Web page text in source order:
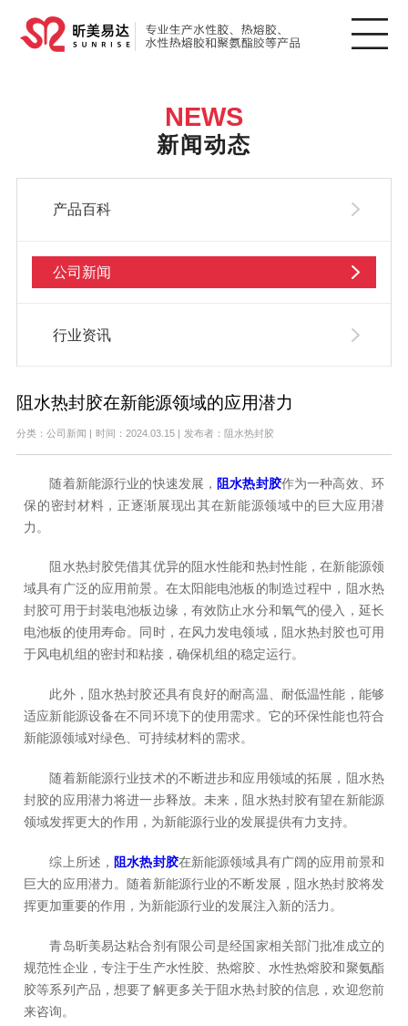
NEWS
新闻动态
产品百科
公司新闻
行业资讯
阻水热封胶在新能源领域的应用潜力
分类：公司新闻 | 时间：2024.03.15 | 发布者：阻水热封胶
随着新能源行业的快速发展， 阻水热封胶作为一种高效、环
保的密封材料，正逐渐展现出其在新能源领域中的巨大应用潜
力。
阻水热封胶凭借其优异的阻水性能和热封性能，在新能源领
域具有广泛的应用前景。在太阳能电池板的制造过程中，阻水热
封胶可用于封装电池板边缘，有效防止水分和氧气的侵入，延长
电池板的使用寿命。同时，在风力发电领域，阻水热封胶也可用
于风电机组的密封和粘接，确保机组的稳定运行。
此外，阻水热封胶还具有良好的耐高温、耐低温性能，能够
适应新能源设备在不同环境下的使用需求。它的环保性能也符合
新能源领域对绿色、可持续材料的需求。
随着新能源行业技术的不断进步和应用领域的拓展，阻水热
封胶的应用潜力将进一步释放。未来，阻水热封胶有望在新能源
领域发挥更大的作用，为新能源行业的发展提供有力支持。
综上所述， 阻水热封胶在新能源领域具有广阔的应用前景和
巨大的应用潜力。随着新能源行业的不断发展，阻水热封胶将发
挥更加重要的作用，为新能源行业的发展注入新的活力。
青岛昕美易达粘合剂有限公司是经国家相关部门批准成立的
规范性企业，专注于生产水性胶、热熔胶、水性热熔胶和聚氨酯
胶等系列产品，想要了解更多关于阻水热封胶的信息，欢迎您前
来咨询。